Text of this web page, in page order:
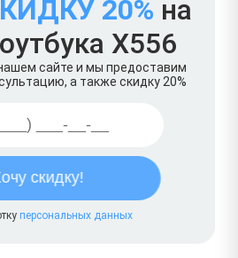
20% на
X556
сайте и мы предоставим
а также скидку 20%
персональных данных